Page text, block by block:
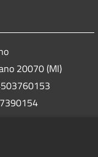
20070 (MI)